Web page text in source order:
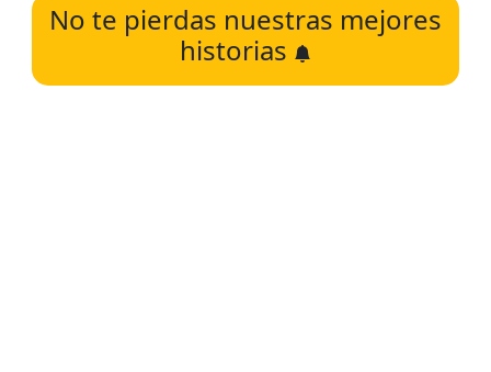
No te pierdas nuestras mejores
historias